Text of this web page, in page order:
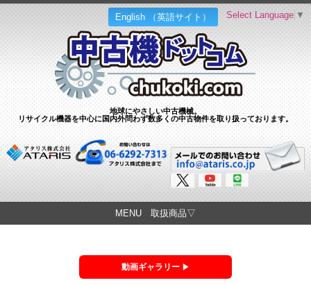
English （英語サイト）
地球にやさしい中古機械。
リサイクル機器を中心に国内外問わず数多くの中古物件を取り扱っております。
Select Language ▼
MENU 取扱商品▽
動画ギャラリー